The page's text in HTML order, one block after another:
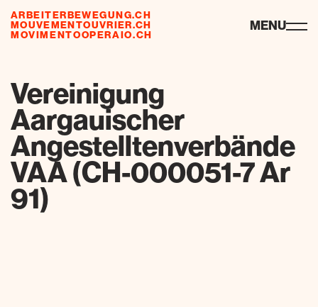
ARBEITERBEWEGUNG.CH
MOUVEMENTOUVRIER.CH
MOVIMENTOOPERAIO.CH
ressourcen MENU
Vereinigung
Aargauischer
Angestelltenverbände
VAA (CH-000051-7 Ar
91)